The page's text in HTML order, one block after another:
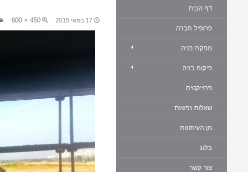
17 במאי 2015 450 × 600
דף הבית
פרופיל חברה
מפקח בניה
פיקוח בניה
פרוייקטים
שאלות נפוצות
מן העיתונות
בלוג
צור קשר